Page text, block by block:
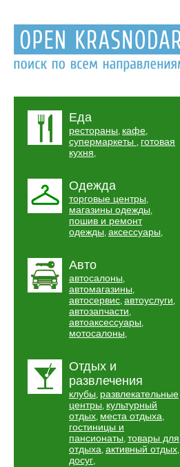
Еда
рестораны, кафе,
супермаркеты , готовая
кухня,
Одежда
торговые центры,
магазины одежды,
пошив и ремонт
одежды, аксессуары,
Авто
автосалоны,
автомагазины,
автосервис, автоуслуги,
автозапчасти,
автоаксессуары,
мотосалоны,
Отдых и
развлечения
клубы, развлекательные
центры, культурный
отдых, места отдыха,
гостиницы и
пансионаты, товары для
отдыха, активный отдых,
досуг,